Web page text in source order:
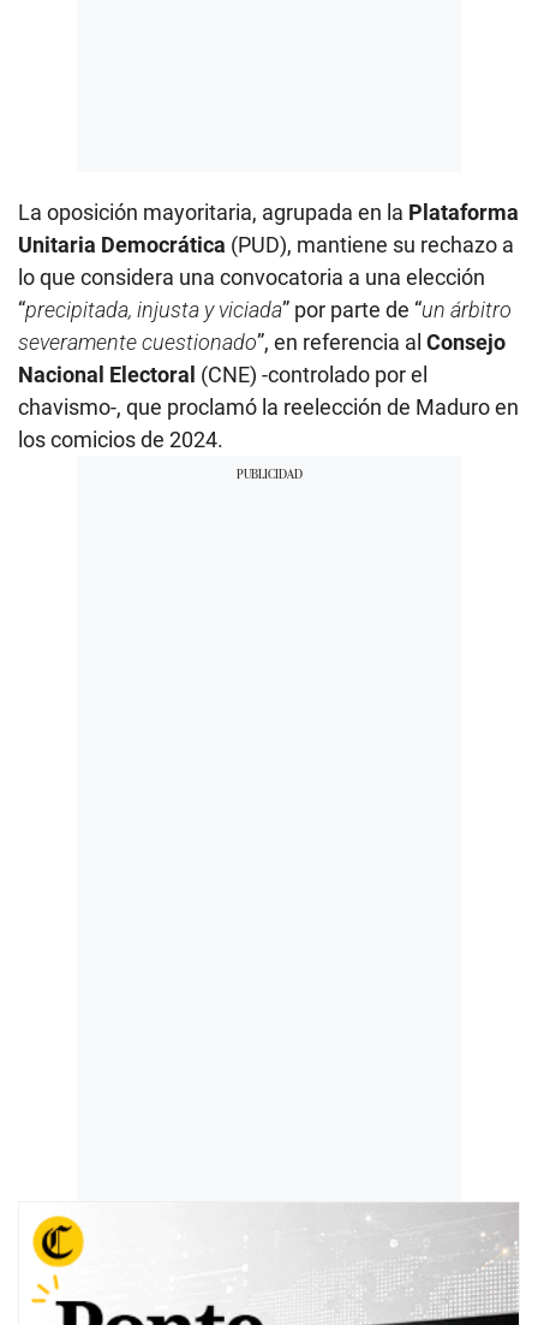
La oposición mayoritaria, agrupada en la Plataforma
Unitaria Democrática (PUD), mantiene su rechazo a
lo que considera una convocatoria a una elección
“precipitada, injusta y viciada” por parte de “un árbitro
severamente cuestionado”, en referencia al Consejo
Nacional Electoral (CNE) -controlado por el
chavismo-, que proclamó la reelección de Maduro en
los comicios de 2024.